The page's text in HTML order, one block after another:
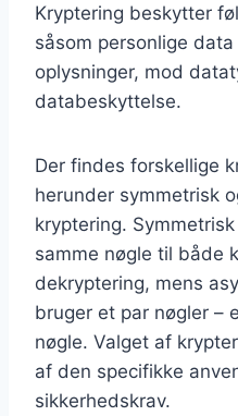
Kryptering beskytter
såsom personlige
oplysninger, mod
databeskyttelse.
Der findes forskellige
herunder symmetrisk
kryptering.
samme nøgle til både
dekryptering, mens
bruger et par nøgler –
nøgle. Valget af
af den specifikke
sikkerhedskrav.